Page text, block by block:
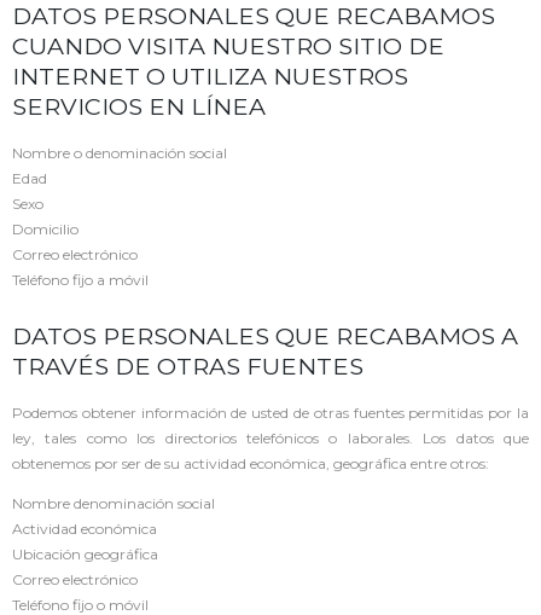
DATOS PERSONALES QUE RECABAMOS
CUANDO VISITA NUESTRO SITIO DE
INTERNET O UTILIZA NUESTROS
SERVICIOS EN LÍNEA
Nombre o denominación social
Edad
Sexo
Domicilio
Correo electrónico
Teléfono fijo a móvil
DATOS PERSONALES QUE RECABAMOS A
TRAVÉS DE OTRAS FUENTES
Podemos obtener información de usted de otras fuentes permitidas por la
ley, tales como los directorios telefónicos o laborales. Los datos que
obtenemos por ser de su actividad económica, geográfica entre otros:
Nombre denominación social
Actividad económica
Ubicación geográfica
Correo electrónico
Teléfono fijo o móvil